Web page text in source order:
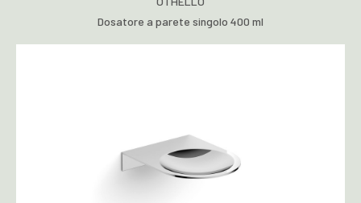
Dosatore a parete singolo 400 ml